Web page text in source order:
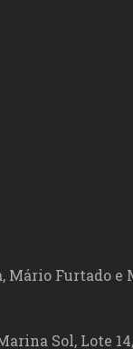
Mário Furtado e
Sol, Lote